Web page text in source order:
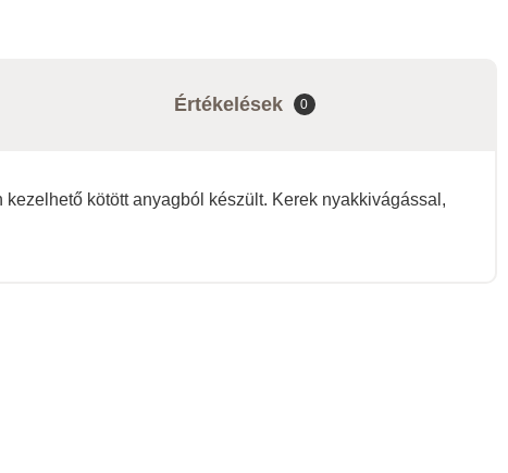
Értékelések 0
kötött anyagból készült. Kerek nyakkivágással,